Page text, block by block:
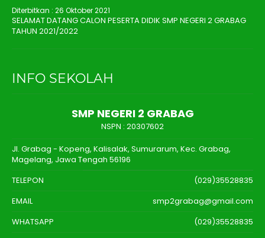
Diterbitkan : 26 Oktober 2021
SELAMAT DATANG CALON PESERTA DIDIK SMP NEGERI 2 GRABAG
TAHUN 2021/2022
INFO SEKOLAH
SMP NEGERI 2 GRABAG
NSPN : 20307602
Jl. Grabag - Kopeng, Kalisalak, Sumurarum, Kec. Grabag,
Magelang, Jawa Tengah 56196
TELEPON
(029)35528835
EMAIL
smp2grabag@gmail.com
WHATSAPP
(029)35528835